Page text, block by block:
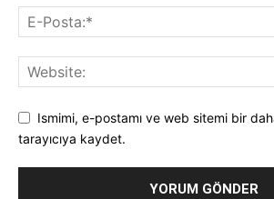
Ismimi, e-postamı ve web sitemi bir
tarayıcıya kaydet.